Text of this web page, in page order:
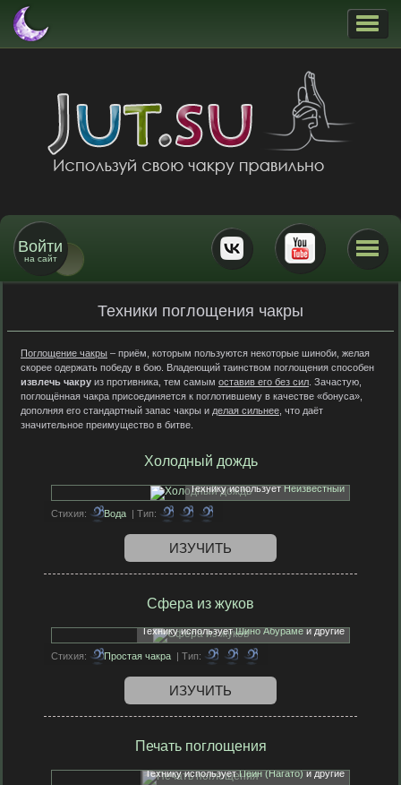
Войти
на сайт
Техники поглощения чакры
Поглощение чакры – приём, которым пользуются некоторые шиноби, желая
скорее одержать победу в бою. Владеющий таинством поглощения способен
извлечь чакру из противника, тем самым оставив его без сил . Зачастую,
поглощённая чакра присоединяется к поглотившему в качестве «бонуса»,
дополняя его стандартный запас чакры и делая сильнее , что даёт
значительное преимущество в битве.
Холодный дождь
Технику используетНеизвестный
Стихия: Вода | Тип:
ИЗУЧИТЬ
Сфера из жуков
Технику используетШино Абурамеи другие
Стихия: Простая чакра | Тип:
ИЗУЧИТЬ
Печать поглощения
Технику используетПейн (Нагато)и другие